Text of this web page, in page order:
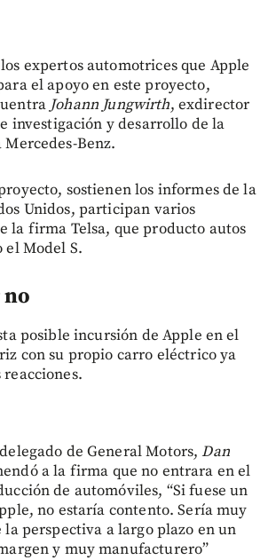
expertos automotrices que Apple
el apoyo en este proyecto,
Johann Jungwirth, exdirector
investigación y desarrollo de la
Benz.
sostienen los informes de la
Unidos, participan varios
la firma Telsa, que producto autos
el Model S.
posible incursión de Apple en el
con su propio carro eléctrico ya
de General Motors,Dan
a la firma que no entrara en el
de automóviles, “Si fuese un
no estaría contento. Sería muy
la perspectiva a largo plazo en un
y muy manufacturero”